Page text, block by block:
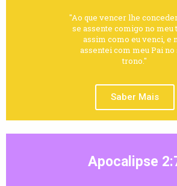
"Ao que vencer lhe
se assente comigo no meu
assim como eu venci, e
assentei com meu Pai no
trono."
Saber Mais
Apocalipse